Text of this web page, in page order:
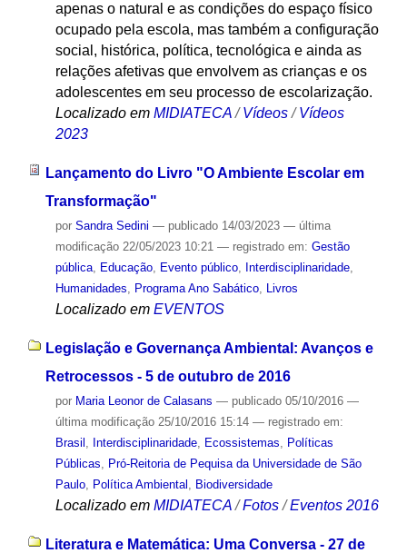
apenas o natural e as condições do espaço físico
ocupado pela escola, mas também a configuração
social, histórica, política, tecnológica e ainda as
relações afetivas que envolvem as crianças e os
adolescentes em seu processo de escolarização.
Localizado em MIDIATECA / Vídeos / Vídeos
2023
Lançamento do Livro "O Ambiente Escolar em
Transformação"
por Sandra Sedini — publicado14/03/2023 — última
modificação22/05/2023 10:21 — registrado em: Gestão
pública, Educação, Evento público, Interdisciplinaridade,
Humanidades, Programa Ano Sabático, Livros
Localizado em EVENTOS
Legislação e Governança Ambiental: Avanços e
Retrocessos - 5 de outubro de 2016
por Maria Leonor de Calasans — publicado05/10/2016 —
última modificação25/10/2016 15:14 — registrado em:
Brasil
Interdisciplinaridade, Ecossistemas
Políticas
Públicas
Pró-Reitoria de Pequisa da Universidade de São
Paulo, Política Ambiental Biodiversidade
Localizado em MIDIATECA /Fotos /Eventos 2016
Literatura e Matemática: Uma Conversa - 27 de